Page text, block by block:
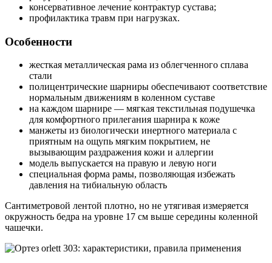
консервативное лечение контрактур сустава;
профилактика травм при нагрузках.
Особенности
жесткая металлическая рама из облегченного сплава
стали
полицентрические шарниры обеспечивают соответствие
нормальным движениям в коленном суставе
на каждом шарнире — мягкая текстильная подушечка
для комфортного прилегания шарнира к коже
манжеты из биологически инертного материала с
приятным на ощупь мягким покрытием, не
вызывающим раздражения кожи и аллергии
модель выпускается на правую и левую ноги
специальная форма рамы, позволяющая избежать
давления на тибиальную область
Сантиметровой лентой плотно, но не утягивая измеряется
окружность бедра на уровне 17 см выше середины коленной
чашечки.